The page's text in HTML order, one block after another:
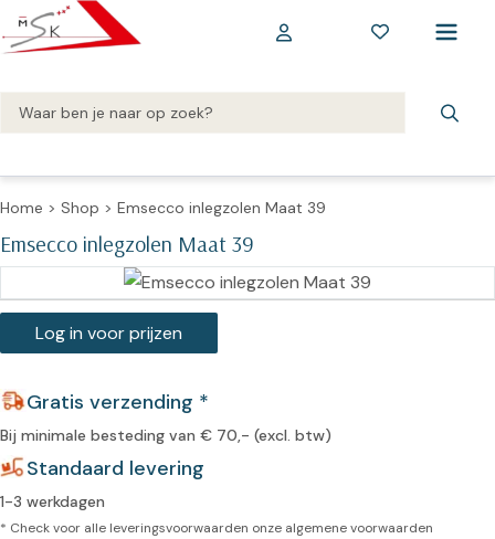
Home > Shop > Emsecco inlegzolen Maat 39
Emsecco inlegzolen Maat 39
Log in voor prijzen
Gratis verzending *
Bij minimale besteding van € 70,- (excl. btw)
Standaard levering
1-3 werkdagen
* Check voor alle leveringsvoorwaarden onze algemene voorwaarden